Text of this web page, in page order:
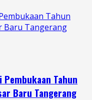
Tahun
Baru Tangerang
Pembukaan Tahun
Baru Tangerang